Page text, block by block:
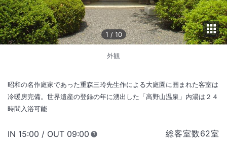
1 / 10
外観
昭和の名作庭家であった重森三玲先生作による大庭園に囲まれた客室は
冷暖房完備。世界遺産の登録の年に湧出した「高野山温泉」内湯は２４
時間入浴可能
総客室数62室
IN チェックイン
15:00 / OUT チェックアウト
09:00